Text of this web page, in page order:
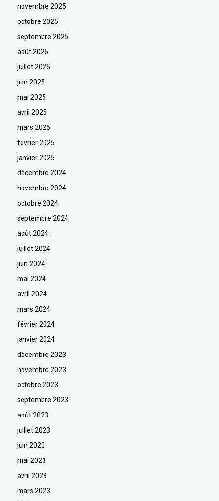
novembre 2025
octobre 2025
septembre 2025
août 2025
juillet 2025
juin 2025
mai 2025
avril 2025
mars 2025
février 2025
janvier 2025
décembre 2024
novembre 2024
octobre 2024
septembre 2024
août 2024
juillet 2024
juin 2024
mai 2024
avril 2024
mars 2024
février 2024
janvier 2024
décembre 2023
novembre 2023
octobre 2023
septembre 2023
août 2023
juillet 2023
juin 2023
mai 2023
avril 2023
mars 2023